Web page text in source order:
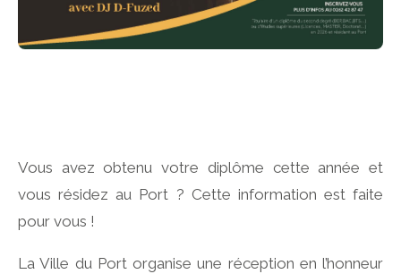
Vous avez obtenu votre diplôme cette année et
vous résidez au Port ? Cette information est faite
pour vous !
La Ville du Port organise une réception en l’honneur